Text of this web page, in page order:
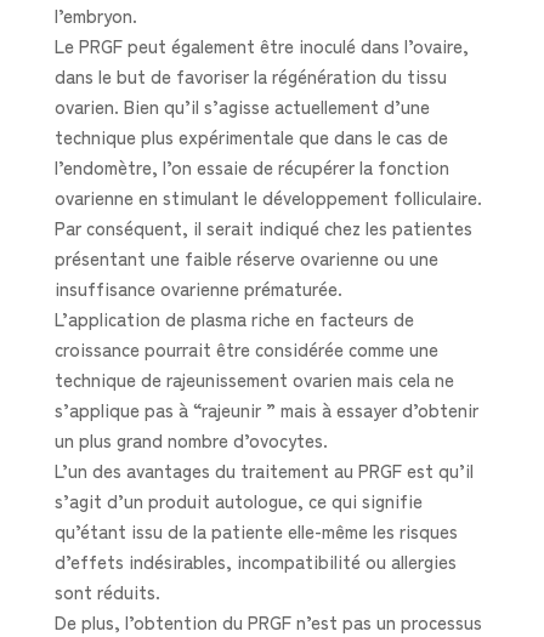
l’embryon.
Le PRGF peut également être inoculé dans l’ovaire,
dans le but de favoriser la régénération du tissu
ovarien. Bien qu’il s’agisse actuellement d’une
technique plus expérimentale que dans le cas de
l’endomètre, l’on essaie de récupérer la fonction
ovarienne en stimulant le développement folliculaire.
Par conséquent, il serait indiqué chez les patientes
présentant une faible réserve ovarienne ou une
insuffisance ovarienne prématurée.
L’application de plasma riche en facteurs de
croissance pourrait être considérée comme une
technique de rajeunissement ovarien mais cela ne
s’applique pas à “rajeunir ” mais à essayer d’obtenir
un plus grand nombre d’ovocytes.
L’un des avantages du traitement au PRGF est qu’il
s’agit d’un produit autologue, ce qui signifie
qu’étant issu de la patiente elle-même les risques
d’effets indésirables, incompatibilité ou allergies
sont réduits.
De plus, l’obtention du PRGF n’est pas un processus